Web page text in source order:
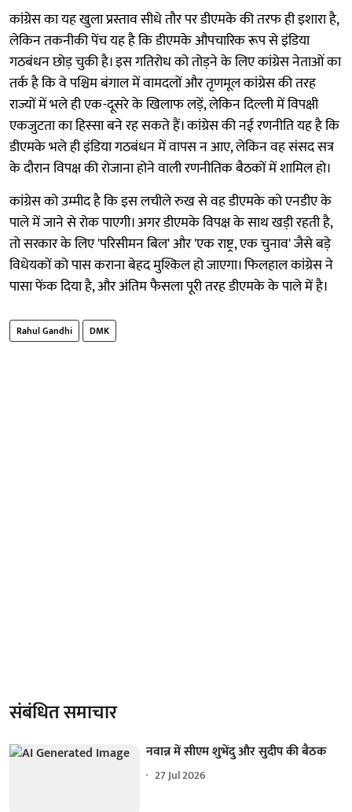
कांग्रेस का यह खुला प्रस्ताव सीधे तौर पर डीएमके की तरफ ही इशारा है,
लेकिन तकनीकी पेंच यह है कि डीएमके औपचारिक रूप से इंडिया
गठबंधन छोड़ चुकी है। इस गतिरोध को तोड़ने के लिए कांग्रेस नेताओं का
तर्क है कि वे पश्चिम बंगाल में वामदलों और तृणमूल कांग्रेस की तरह
राज्यों में भले ही एक-दूसरे के खिलाफ लड़ें, लेकिन दिल्ली में विपक्षी
एकजुटता का हिस्सा बने रह सकते हैं। कांग्रेस की नई रणनीति यह है कि
डीएमके भले ही इंडिया गठबंधन में वापस न आए, लेकिन वह संसद सत्र
के दौरान विपक्ष की रोजाना होने वाली रणनीतिक बैठकों में शामिल हो।
कांग्रेस को उम्मीद है कि इस लचीले रुख से वह डीएमके को एनडीए के
पाले में जाने से रोक पाएगी। अगर डीएमके विपक्ष के साथ खड़ी रहती है,
तो सरकार के लिए 'परिसीमन बिल' और 'एक राष्ट्र, एक चुनाव' जैसे बड़े
विधेयकों को पास कराना बेहद मुश्किल हो जाएगा। फिलहाल कांग्रेस ने
पासा फेंक दिया है, और अंतिम फैसला पूरी तरह डीएमके के पाले में है।
Rahul Gandhi DMK
संबंधित समाचार
नवान्न में सीएम शुभेंदु और सुदीप की बैठक
27 Jul 2026